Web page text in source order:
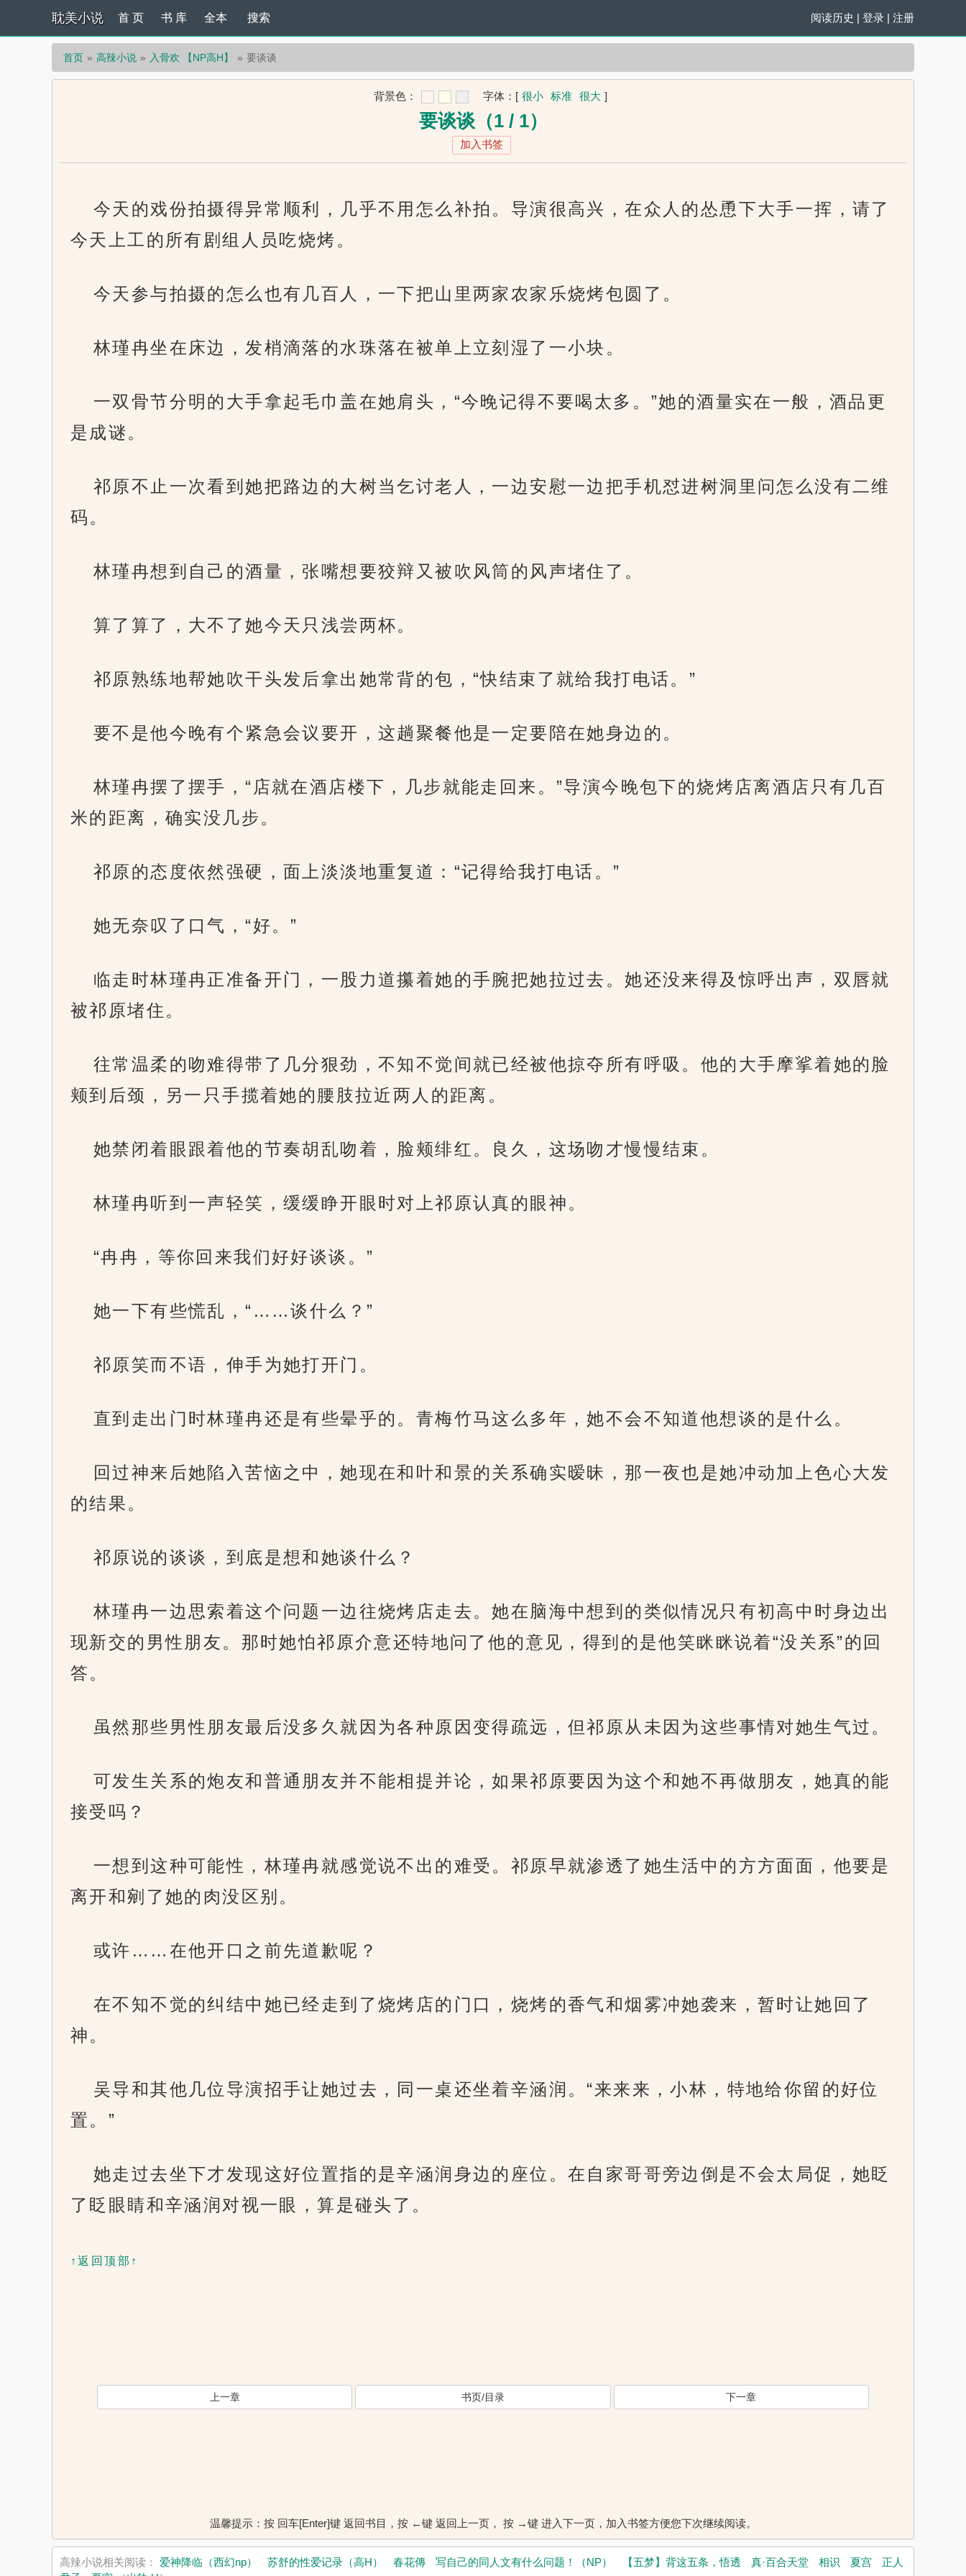
耽美小说 阅读历史 | 登录 | 注册
首 页 书 库 全本 搜索
首页 高辣小说 入骨欢 【NP高H】 要谈谈
背景色： 字体： [ 很小 标准 很大 ]
要谈谈（1 / 1）
加入书签
今天的戏份拍摄得异常顺利，几乎不用怎么补拍。导演很高兴，在众人的怂恿下大手一挥，请了
今天上工的所有剧组人员吃烧烤。
今天参与拍摄的怎么也有几百人，一下把山里两家农家乐烧烤包圆了。
林瑾冉坐在床边，发梢滴落的水珠落在被单上立刻湿了一小块。
一双骨节分明的大手拿起毛巾盖在她肩头，“今晚记得不要喝太多。”她的酒量实在一般，酒品更
是成谜。
祁原不止一次看到她把路边的大树当乞讨老人，一边安慰一边把手机怼进树洞里问怎么没有二维
码。
林瑾冉想到自己的酒量，张嘴想要狡辩又被吹风筒的风声堵住了。
算了算了，大不了她今天只浅尝两杯。
祁原熟练地帮她吹干头发后拿出她常背的包，“快结束了就给我打电话。”
要不是他今晚有个紧急会议要开，这趟聚餐他是一定要陪在她身边的。
林瑾冉摆了摆手，“店就在酒店楼下，几步就能走回来。”导演今晚包下的烧烤店离酒店只有几百
米的距离，确实没几步。
祁原的态度依然强硬，面上淡淡地重复道：“记得给我打电话。”
她无奈叹了口气，“好。”
临走时林瑾冉正准备开门，一股力道攥着她的手腕把她拉过去。她还没来得及惊呼出声，双唇就
被祁原堵住。
往常温柔的吻难得带了几分狠劲，不知不觉间就已经被他掠夺所有呼吸。他的大手摩挲着她的脸
颊到后颈，另一只手揽着她的腰肢拉近两人的距离。
她禁闭着眼跟着他的节奏胡乱吻着，脸颊绯红。良久，这场吻才慢慢结束。
林瑾冉听到一声轻笑，缓缓睁开眼时对上祁原认真的眼神。
“冉冉，等你回来我们好好谈谈。”
她一下有些慌乱，“……谈什么？”
祁原笑而不语，伸手为她打开门。
直到走出门时林瑾冉还是有些晕乎的。青梅竹马这么多年，她不会不知道他想谈的是什么。
回过神来后她陷入苦恼之中，她现在和叶和景的关系确实暧昧，那一夜也是她冲动加上色心大发
的结果。
祁原说的谈谈，到底是想和她谈什么？
林瑾冉一边思索着这个问题一边往烧烤店走去。她在脑海中想到的类似情况只有初高中时身边出
现新交的男性朋友。那时她怕祁原介意还特地问了他的意见，得到的是他笑眯眯说着“没关系”的回
答。
虽然那些男性朋友最后没多久就因为各种原因变得疏远，但祁原从未因为这些事情对她生气过。
可发生关系的炮友和普通朋友并不能相提并论，如果祁原要因为这个和她不再做朋友，她真的能
接受吗？
一想到这种可能性，林瑾冉就感觉说不出的难受。祁原早就渗透了她生活中的方方面面，他要是
离开和剜了她的肉没区别。
或许……在他开口之前先道歉呢？
在不知不觉的纠结中她已经走到了烧烤店的门口，烧烤的香气和烟雾冲她袭来，暂时让她回了
神。
吴导和其他几位导演招手让她过去，同一桌还坐着辛涵润。“来来来，小林，特地给你留的好位
置。”
她走过去坐下才发现这好位置指的是辛涵润身边的座位。在自家哥哥旁边倒是不会太局促，她眨
了眨眼睛和辛涵润对视一眼，算是碰头了。
↑返回顶部↑
上一章 书页/目录 下一章
温馨提示：按 回车[Enter]键 返回书目，按 ←键 返回上一页， 按 →键 进入下一页，加入书签方便您下次继续阅读。
高辣小说相关阅读： 爱神降临（西幻np） 苏舒的性爱记录（高H） 春花傳 写自己的同人文有什么问题！（NP） 【五梦】背这五条，悟透 真·百合天堂 相识 夏宫
正人